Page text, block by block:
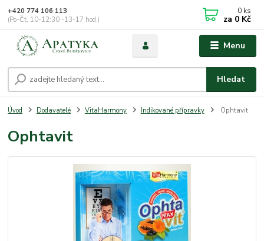
Menu
Hledat
+420 774 106 113
(Po-Čt, 10-12:30 -13-17 hod.)
0 ks
za 0 Kč
Úvod Dodavatelé VitaHarmony Indikované přípravky Ophtavit
Ophtavit